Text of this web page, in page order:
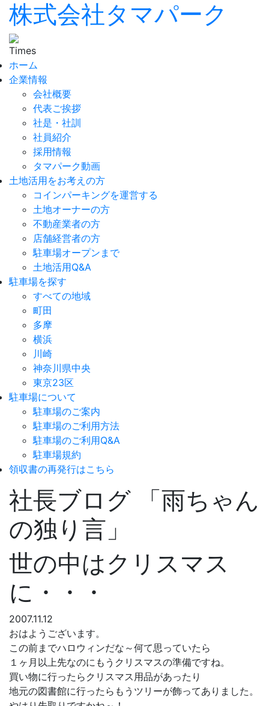
株式会社タマパーク
ホーム
企業情報
会社概要
代表ご挨拶
社是・社訓
社員紹介
採用情報
タマパーク動画
土地活用をお考えの方
コインパーキングを運営する
土地オーナーの方
不動産業者の方
店舗経営者の方
駐車場オープンまで
土地活用Q&A
駐車場を探す
すべての地域
町田
多摩
横浜
川崎
神奈川県中央
東京23区
駐車場について
駐車場のご案内
駐車場のご利用方法
駐車場のご利用Q&A
駐車場規約
領収書の再発行はこちら
社長ブログ 「雨ちゃん
の独り言」
世の中はクリスマス
に・・・
2007.11.12
おはようございます。
この前までハロウィンだな～何て思っていたら
１ヶ月以上先なのにもうクリスマスの準備ですね。
買い物に行ったらクリスマス用品があったり
地元の図書館に行ったらもうツリーが飾ってありました。